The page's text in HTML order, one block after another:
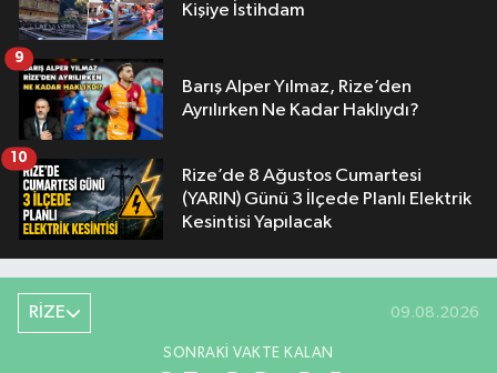
Kişiye İstihdam
Barış Alper Yılmaz, Rize’den
Ayrılırken Ne Kadar Haklıydı?
9
Rize’de 8 Ağustos Cumartesi
(YARIN) Günü 3 İlçede Planlı Elektrik
Kesintisi Yapılacak
10
RİZE 09.08.2026
SONRAKI VAKTE KALAN